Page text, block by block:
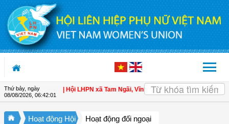
Truy cập nội dung luôn
Thứ bảy, ngày
08/08/2026, 06:42:04
viên | Hội LHPN xã Tam Ngãi, Vĩnh Long sơ kết công tác Hội và phong trào
Hoạt động Hội Hoạt động đối ngoại